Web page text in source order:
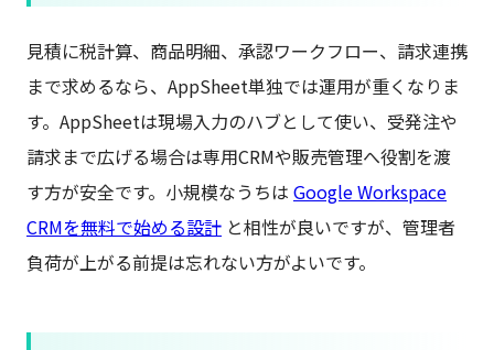
見積に税計算、商品明細、承認ワークフロー、請求連携
まで求めるなら、AppSheet単独では運用が重くなりま
す。AppSheetは現場入力のハブとして使い、受発注や
請求まで広げる場合は専用CRMや販売管理へ役割を渡
す方が安全です。小規模なうちは Google Workspace
CRMを無料で始める設計 と相性が良いですが、管理者
負荷が上がる前提は忘れない方がよいです。